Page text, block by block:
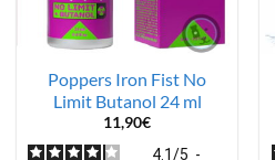
Poppers Iron Fist No
Limit Butanol 24 ml
11,90€
4.1/5 -